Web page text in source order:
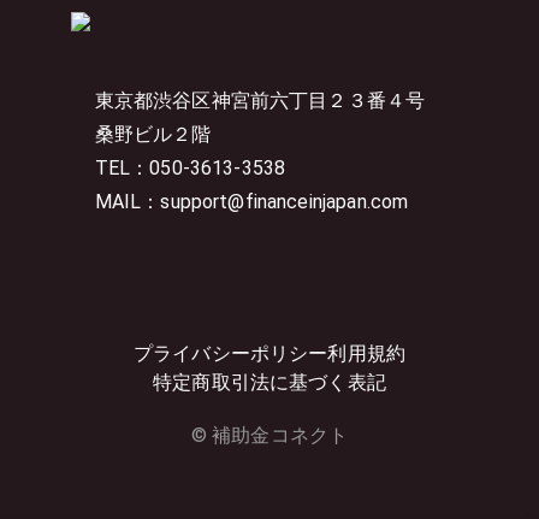
東京都渋谷区神宮前六丁目２３番４号
桑野ビル２階
TEL：050-3613-3538
MAIL：support@financeinjapan.com
プライバシーポリシー利用規約
特定商取引法に基づく表記
© 補助金コネクト